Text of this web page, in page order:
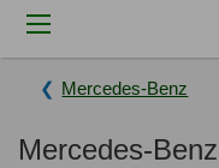
Mercedes-Benz
Mercedes-